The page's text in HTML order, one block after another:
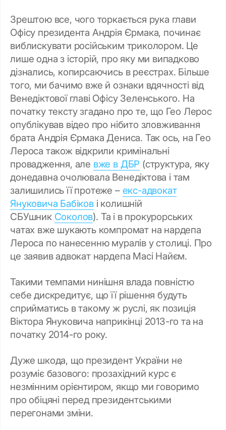
Зрештою все, чого торкається рука глави
Офісу президента Андрія Єрмака, починає
виблискувати російським триколором. Це
лише одна з історій, про яку ми випадково
дізнались, копирсаючись в реєстрах. Більше
того, ми бачимо вже й ознаки вдячності від
Венедіктової главі Офісу Зеленського. На
початку тексту згадано про те, що Гео Лерос
опублікував відео про нібито зловживання
брата Андрія Єрмака Дениса. Так ось, на Гео
Лероса також відкрили кримінальні
провадження, але вже в ДБР (структура, яку
донедавна очолювала Венедіктова і там
залишились її протеже – екс-адвокат
Януковича Бабікові колишній
СБУшник Соколов). Та і в прокурорських
чатах вже шукають компромат на нардепа
Лероса по нанесенню муралів у столиці. Про
це заявив адвокат нардепа Масі Найєм.
Такими темпами нинішня влада повністю
себе дискредитує, що її рішення будуть
сприйматись в такому ж руслі, як позиція
Віктора Януковича наприкінці 2013-го та на
початку 2014-го року.
Дуже шкода, що президент України не
розуміє базового: прозахідний курс є
незмінним орієнтиром, якщо ми говоримо
про обіцяні перед президентськими
перегонами зміни.